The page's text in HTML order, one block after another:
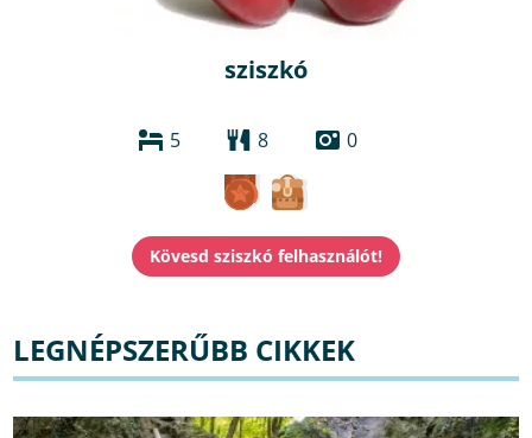
sziszkó
5 8 0
LEGNÉPSZERŰBB CIKKEK